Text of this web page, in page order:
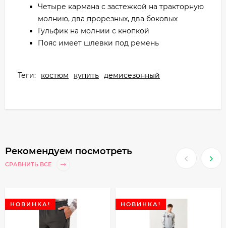
Четыре кармана с застежкой на тракторную
молнию, два прорезных, два боковых
Гульфик на молнии с кнопкой
Пояс имеет шлевки под ремень
Теги: костюм купить демисезонный
Рекомендуем посмотреть
СРАВНИТЬ ВСЕ
НОВИНКА! НОВИНКА!